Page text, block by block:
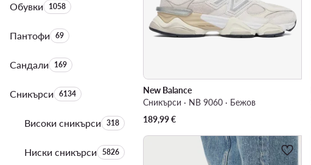
ОбувкиБрой на продуктите:
1058
ПантофиБрой на продуктите:
69
СандалиБрой на продуктите:
169
СникърсиБрой на продуктите:
6134
Високи сникърсиБрой на продуктите:
318
Ниски сникърсиБрой на продуктите:
5826
New Balance
Сникърси · NB 9060 · Бежов
189,99€